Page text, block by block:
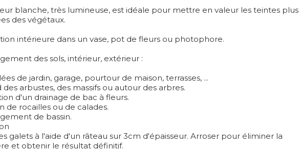
blanche, très lumineuse, est idéale pour mettre en valeur les teintes plus
des végétaux.
intérieure dans un vase, pot de fleurs ou photophore.
des sols, intérieur, extérieur :
de jardin, garage, pourtour de maison, terrasses, ...
des arbustes, des massifs ou autour des arbres.
d'un drainage de bac à fleurs.
de rocailles ou de calades.
de bassin.
galets à l'aide d'un râteau sur 3cm d'épaisseur. Arroser pour éliminer la
et obtenir le résultat définitif.